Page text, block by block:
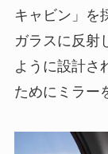
キャビン」を
ガラスに反射
ように設計さ
ためにミラー